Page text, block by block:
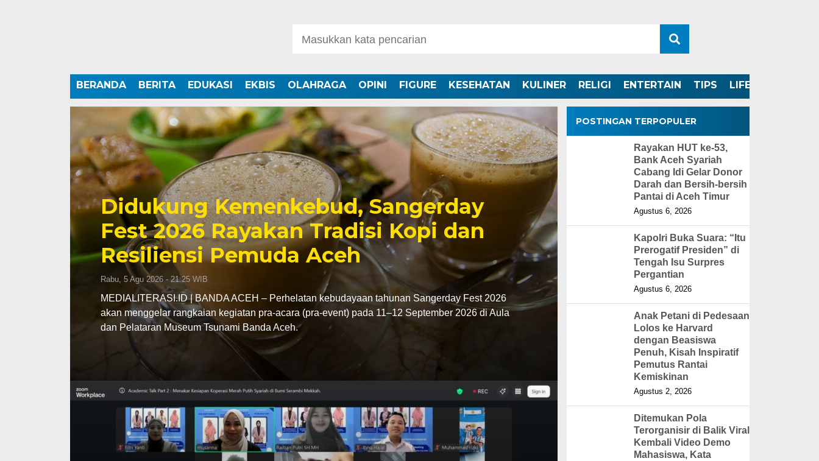
BERANDA BERITA EDUKASI EKBIS OLAHRAGA OPINI FIGURE KESEHATAN KULINER RELIGI ENTERTAIN TIPS LIFESTYLE
Didukung Kemenkebud, Sangerday
Fest 2026 Rayakan Tradisi Kopi dan
Resiliensi Pemuda Aceh
Rabu, 5 Agu 2026 - 21:25 WIB
MEDIALITERASI.ID | BANDA ACEH – Perhelatan kebudayaan tahunan Sangerday Fest 2026
akan menggelar rangkaian kegiatan pra-acara (pra-event) pada 11–12 September 2026 di Aula
dan Pelataran Museum Tsunami Banda Aceh.
POSTINGAN TERPOPULER
Rayakan HUT ke-53,
Bank Aceh Syariah
Cabang Idi Gelar Donor
Darah dan Bersih-bersih
Pantai di Aceh Timur
Agustus 6, 2026
Kapolri Buka Suara: “Itu
Prerogatif Presiden” di
Tengah Isu Surpres
Pergantian
Agustus 6, 2026
Anak Petani di Pedesaan
Lolos ke Harvard
dengan Beasiswa
Penuh, Kisah Inspiratif
Pemutus Rantai
Kemiskinan
Agustus 2, 2026
Ditemukan Pola
Terorganisir di Balik Viral
Kembali Video Demo
Mahasiswa, Kata